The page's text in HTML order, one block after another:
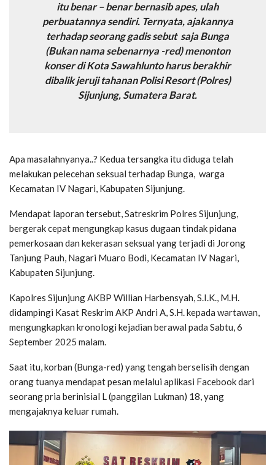
itu benar – benar bernasib apes, ulah
perbuatannya sendiri. Ternyata, ajakannya
terhadap seorang gadis sebut saja Bunga
(Bukan nama sebenarnya -red) menonton
konser di Kota Sawahlunto harus berakhir
dibalik jeruji tahanan Polisi Resort (Polres)
Sijunjung, Sumatera Barat.
Apa masalahnyanya..? Kedua tersangka itu diduga telah
melakukan pelecehan seksual terhadap Bunga, warga
Kecamatan IV Nagari, Kabupaten Sijunjung.
Mendapat laporan tersebut, Satreskrim Polres Sijunjung,
bergerak cepat mengungkap kasus dugaan tindak pidana
pemerkosaan dan kekerasan seksual yang terjadi di Jorong
Tanjung Pauh, Nagari Muaro Bodi, Kecamatan IV Nagari,
Kabupaten Sijunjung.
Kapolres Sijunjung AKBP Willian Harbensyah, S.I.K., M.H.
didampingi Kasat Reskrim AKP Andri A, S.H. kepada wartawan,
mengungkapkan kronologi kejadian berawal pada Sabtu, 6
September 2025 malam.
Saat itu, korban (Bunga-red) yang tengah berselisih dengan
orang tuanya mendapat pesan melalui aplikasi Facebook dari
seorang pria berinisial L (panggilan Lukman) 18, yang
mengajaknya keluar rumah.